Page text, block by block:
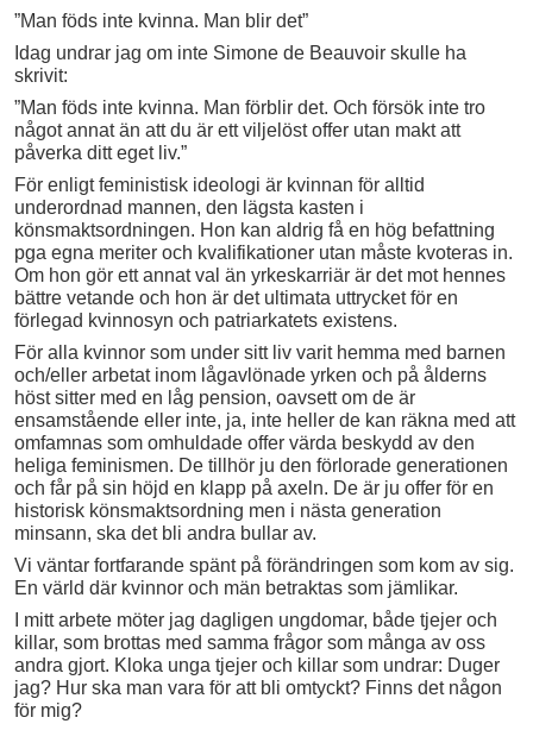
”Man föds inte kvinna. Man blir det”
Idag undrar jag om inte Simone de Beauvoir skulle ha
skrivit:
”Man föds inte kvinna. Man förblir det. Och försök inte tro
något annat än att du är ett viljelöst offer utan makt att
påverka ditt eget liv.”
För enligt feministisk ideologi är kvinnan för alltid
underordnad mannen, den lägsta kasten i
könsmaktsordningen. Hon kan aldrig få en hög befattning
pga egna meriter och kvalifikationer utan måste kvoteras in.
Om hon gör ett annat val än yrkeskarriär är det mot hennes
bättre vetande och hon är det ultimata uttrycket för en
förlegad kvinnosyn och patriarkatets existens.
För alla kvinnor som under sitt liv varit hemma med barnen
och/eller arbetat inom lågavlönade yrken och på ålderns
höst sitter med en låg pension, oavsett om de är
ensamstående eller inte, ja, inte heller de kan räkna med att
omfamnas som omhuldade offer värda beskydd av den
heliga feminismen. De tillhör ju den förlorade generationen
och får på sin höjd en klapp på axeln. De är ju offer för en
historisk könsmaktsordning men i nästa generation
minsann, ska det bli andra bullar av.
Vi väntar fortfarande spänt på förändringen som kom av sig.
En värld där kvinnor och män betraktas som jämlikar.
I mitt arbete möter jag dagligen ungdomar, både tjejer och
killar, som brottas med samma frågor som många av oss
andra gjort. Kloka unga tjejer och killar som undrar: Duger
jag? Hur ska man vara för att bli omtyckt? Finns det någon
för mig?